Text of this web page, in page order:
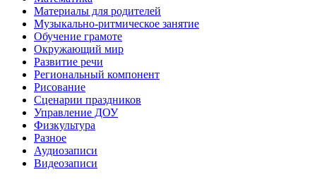
Материалы для родителей
Музыкально-ритмическое занятие
Обучение грамоте
Окружающий мир
Развитие речи
Региональный компонент
Рисование
Сценарии праздников
Управление ДОУ
Физкультура
Разное
Аудиозаписи
Видеозаписи